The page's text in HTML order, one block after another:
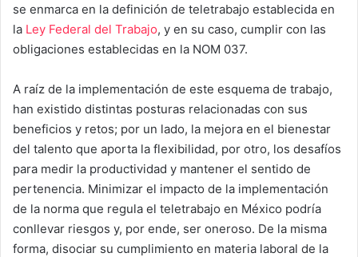
se enmarca en la definición de teletrabajo establecida en
la Ley Federal del Trabajo, y en su caso, cumplir con las
obligaciones establecidas en la NOM 037.
A raíz de la implementación de este esquema de trabajo,
han existido distintas posturas relacionadas con sus
beneficios y retos; por un lado, la mejora en el bienestar
del talento que aporta la flexibilidad, por otro, los desafíos
para medir la productividad y mantener el sentido de
pertenencia. Minimizar el impacto de la implementación
de la norma que regula el teletrabajo en México podría
conllevar riesgos y, por ende, ser oneroso. De la misma
forma, disociar su cumplimiento en materia laboral de la